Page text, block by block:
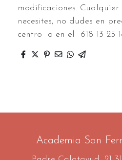
modificaciones.
necesites, no dudes en
centro o en el 618 13 25
Academia San